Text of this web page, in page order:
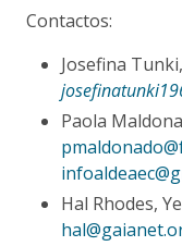
Contactos:
Josefina
Paola
Hal Rhodes,